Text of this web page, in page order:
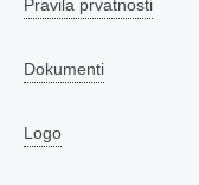
Pravila prvatnosti
Dokumenti
Logo